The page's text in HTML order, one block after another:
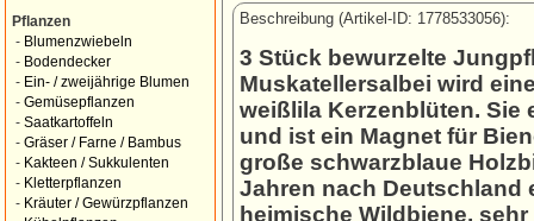
Pflanzen
- Blumenzwiebeln
- Bodendecker
- Ein- / zweijährige Blumen
- Gemüsepflanzen
- Saatkartoffeln
- Gräser / Farne / Bambus
- Kakteen / Sukkulenten
- Kletterpflanzen
- Kräuter / Gewürzpflanzen
Beschreibung (Artikel-ID: 1778533056):
3 Stück bewurzelte
Muskatellersalbei wird
weißlila Kerzenblüten. Sie
und ist ein Magnet für
große schwarzblaue
Jahren nach Deutschland
heimische Wildbiene,